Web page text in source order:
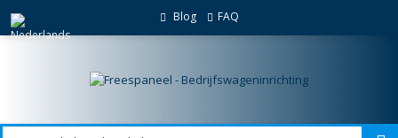
Blog FAQ